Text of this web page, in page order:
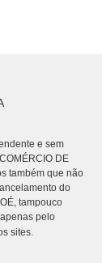
e sem
DE
também que não
do
tampouco
pelo
sites.